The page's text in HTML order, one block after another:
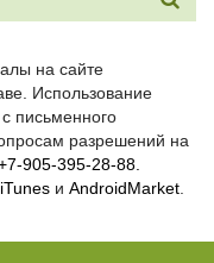
на сайте
Использование
письменного
разрешений на
905-395-28-88.
iTunes и AndroidMarket